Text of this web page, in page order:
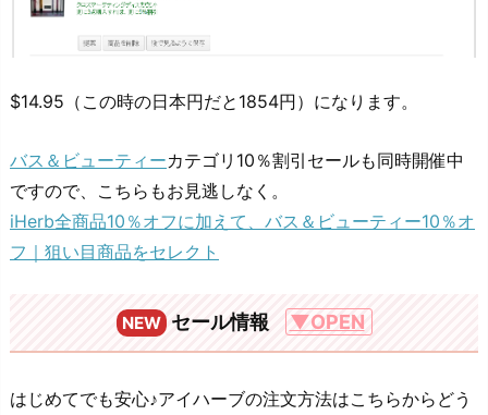
$14.95（この時の日本円だと1854円）になります。
バス＆ビューティーカテゴリ10％割引セールも同時開催中
ですので、こちらもお見逃しなく。
iHerb全商品10％オフに加えて、バス＆ビューティー10％オ
フ｜狙い目商品をセレクト
NEW セール情報 ▼OPEN
はじめてでも安心♪アイハーブの注文方法はこちらからどう